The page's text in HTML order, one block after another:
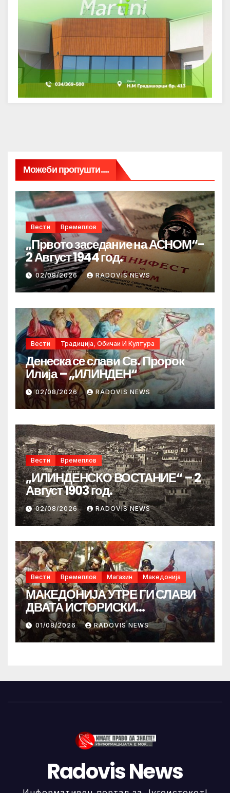
Можеби пропушти....
Вести Времеплов
„Првото заседание на АСНОМ“-
2 Август 1944 год.
02/08/2026 RADOVIS NEWS
Вести Традиција, Обичаи И Култура
Денеска се слави Св. Пророк
Илија – „ИЛИНДЕН“
02/08/2026 RADOVIS NEWS
Вести Времеплов
„ИЛИНДЕНСКО ВОСТАНИЕ“ – 2
Август 1903 год.
02/08/2026 RADOVIS NEWS
Вести Времеплов Магазин Македонија
МАКЕДОНИЈА УТРЕ ГИ СЛАВИ
ДВАТА ИСТОРИСКИ
ИЛИНДЕНА!
01/08/2026 RADOVIS NEWS
Radovis News